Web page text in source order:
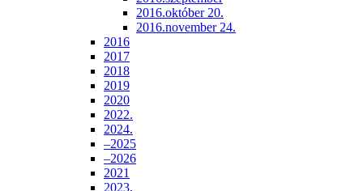
2016.október 20.
2016.november 24.
2016
2017
2018
2019
2020
2022.
2024.
–2025
–2026
2021
2023.